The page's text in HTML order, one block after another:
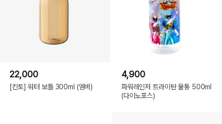
22,000
[킨토] 워터 보틀 300ml (엠버)
4,900
파워레인저 트라이탄 물통 500ml
(다이노포스)